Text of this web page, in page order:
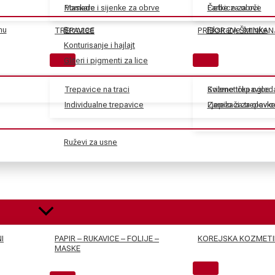
Bronzeri
Konturisanje i hajlajt
Gliteri i pigmenti za lice
Fiksiranje šminke
Ruževi za usne
Maskare
Pomade i sijenke za obrve
Farbe za obrve
TREPAVICE
Trepavice na traci
Individualne trepavice
Svilene trepavice
Ljepilo za
Četkice za oči
PRIBOR ZA
Kozmetička
Zarezači za olovke
PAPIR – RUKAVICE – FOLIJE –
MASKE
KOREJSKA